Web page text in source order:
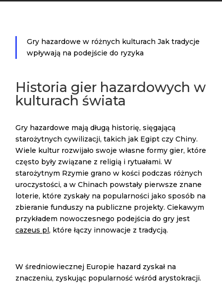
Gry hazardowe w różnych kulturach Jak tradycje
wpływają na podejście do ryzyka
Historia gier hazardowych w
kulturach świata
Gry hazardowe mają długą historię, sięgającą
starożytnych cywilizacji, takich jak Egipt czy Chiny.
Wiele kultur rozwijało swoje własne formy gier, które
często były związane z religią i rytuałami. W
starożytnym Rzymie grano w kości podczas różnych
uroczystości, a w Chinach powstały pierwsze znane
loterie, które zyskały na popularności jako sposób na
zbieranie funduszy na publiczne projekty. Ciekawym
przykładem nowoczesnego podejścia do gry jest
cazeus pl, które łączy innowacje z tradycją.
W średniowiecznej Europie hazard zyskał na
znaczeniu, zyskując popularność wśród arystokracji.